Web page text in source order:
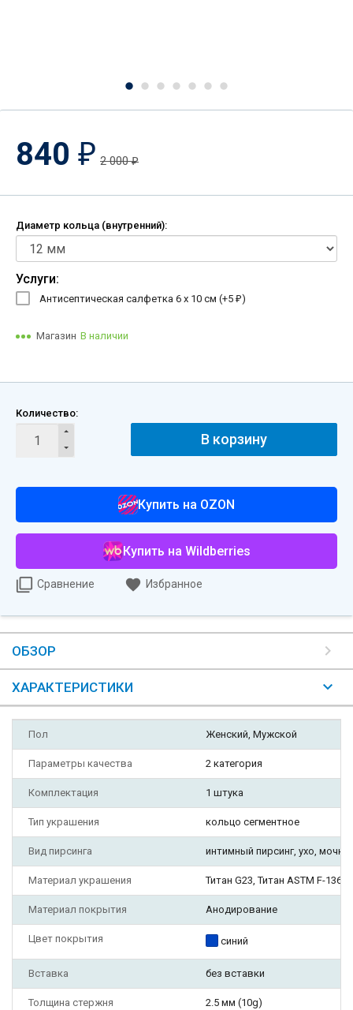
840 ₽ 2 000₽
Диаметр кольца (внутренний):
Услуги:
Антисептическая салфетка 6 х 10 см (+5 ₽)
Магазин В наличии
Количество:
В корзину
Купить на OZON
Купить на Wildberries
Сравнение Избранное
ОБЗОР
ХАРАКТЕРИСТИКИ
Пол Женский, Мужской
Параметры качества 2 категория
Комплектация 1 штука
Тип украшения кольцо сегментное
Вид пирсинга интимный пирсинг, ухо, мочка
Материал украшения Титан G23, Титан ASTM F-136
Материал покрытия Анодирование
Цвет покрытия синий
Вставка без вставки
Толщина стержня 2.5 мм (10g)